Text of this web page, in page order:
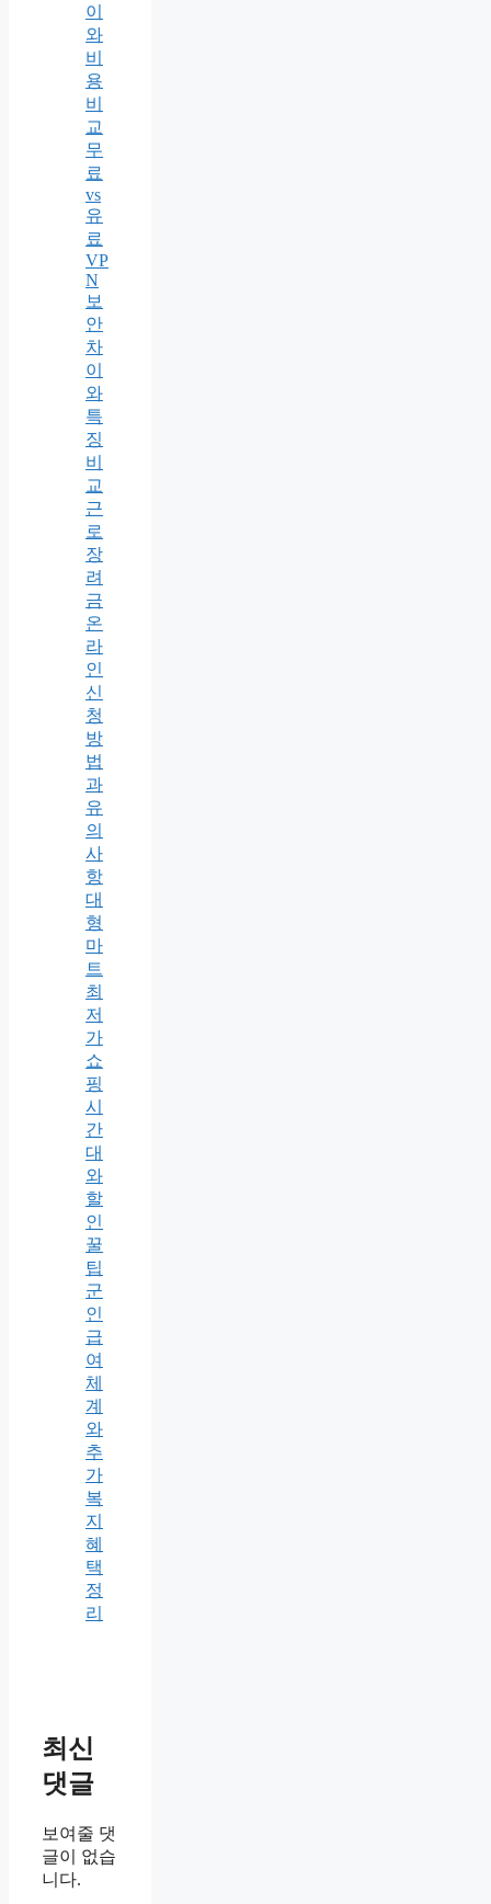
이
와
비
용
비
교
무
료
vs
유
료
VP
N
보
안
차
이
와
특
징
비
교
근
로
장
려
금
온
라
인
신
청
방
법
과
유
의
사
항
대
형
마
트
최
저
가
쇼
핑
시
간
대
와
할
인
꿀
팁
군
인
급
여
체
계
와
추
가
복
지
혜
택
정
리
최신
댓글
보여줄 댓
글이 없습
니다.